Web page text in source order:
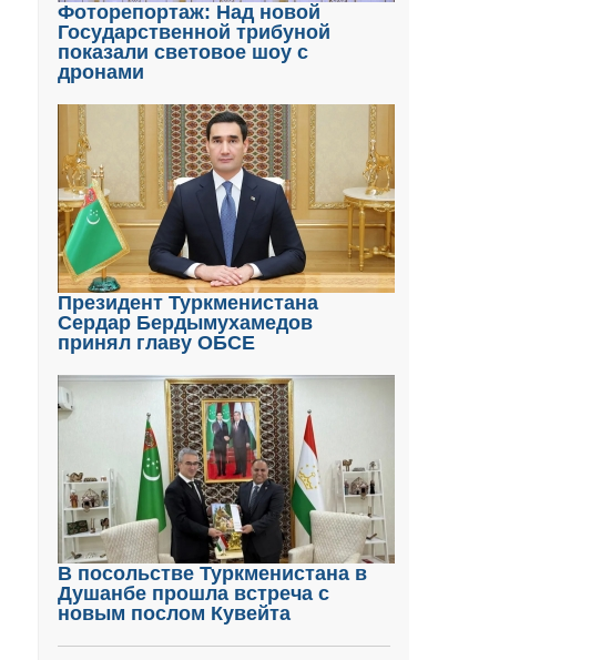
Фоторепортаж: Над новой
Государственной трибуной
показали световое шоу с
дронами
Президент Туркменистана
Сердар Бердымухамедов
принял главу ОБСЕ
В посольстве Туркменистана в
Душанбе прошла встреча с
новым послом Кувейта